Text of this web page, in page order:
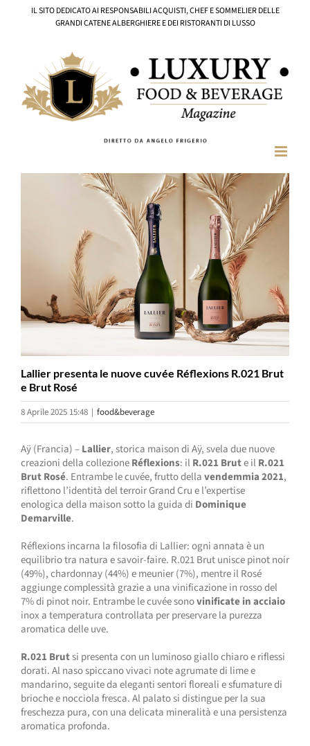
IL SITO DEDICATO AI RESPONSABILI ACQUISTI, CHEF E SOMMELIER DELLE
GRANDI CATENE ALBERGHIERE E DEI RISTORANTI DI LUSSO
Lallier presenta le nuove cuvée Réflexions R.021 Brut
e Brut Rosé
8 Aprile 2025 15:48 | food&beverage
Aÿ (Francia) –Lallier, storica maison di Aÿ, svela due nuove
creazioni della collezioneRéflexions: il R.021 Brute il R.021
Brut Rosé. Entrambe le cuvée, frutto dellavendemmia 2021,
riflettono l’identità del terroir Grand Cru e l’expertise
enologica della maison sotto la guida di Dominique
Demarville.
Réflexions incarna la filosofia di Lallier: ogni annata è un
equilibrio tra natura e savoir-faire. R.021 Brut unisce pinot noir
(49%), chardonnay (44%) e meunier (7%), mentre il Rosé
aggiunge complessità grazie a una vinificazione in rosso del
7% di pinot noir. Entrambe le cuvée sonovinificate in acciaio
inox a temperatura controllata per preservare la purezza
aromatica delle uve.
R.021 Brutsi presenta con un luminoso giallo chiaro e riflessi
dorati. Al naso spiccano vivaci note agrumate di lime e
mandarino, seguite da eleganti sentori floreali e sfumature di
brioche e nocciola fresca. Al palato si distingue per la sua
freschezza pura, con una delicata mineralità e una persistenza
aromatica profonda.